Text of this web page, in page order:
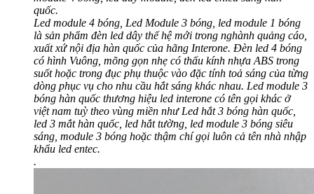
quốc.
Led module 4 bóng, Led Module 3 bóng, led module 1 bóng
là sản phẩm đèn led dây thế hệ mới trong nghành quảng cáo,
xuất xứ nội địa hàn quốc của hãng Interone. Đèn led 4 bóng
có hình Vuông, mõng gọn nhẹ có thấu kính nhựa ABS trong
suốt hoặc trong đục phụ thuộc vào đặc tính toả sáng của từng
dòng phục vụ cho nhu cầu hắt sáng khác nhau. Led module 3
bóng hàn quốc thương hiệu led interone có tên gọi khác ở
việt nam tuỳ theo vùng miền như Led hắt 3 bóng hàn quốc,
led 3 mắt hàn quốc, led hắt tường, led module 3 bóng siêu
sáng, module 3 bóng hoặc thậm chí gọi luôn cả tên nhà nhập
khẩu led entec.
.